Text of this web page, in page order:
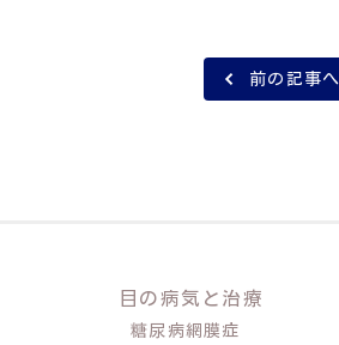
前の記事へ
目の病気と治療
糖尿病網膜症